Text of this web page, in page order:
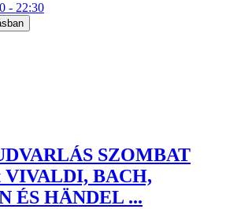
- 22:30
SZOMBAT
VIVALDI, BACH,
ÉS HÄNDEL ...